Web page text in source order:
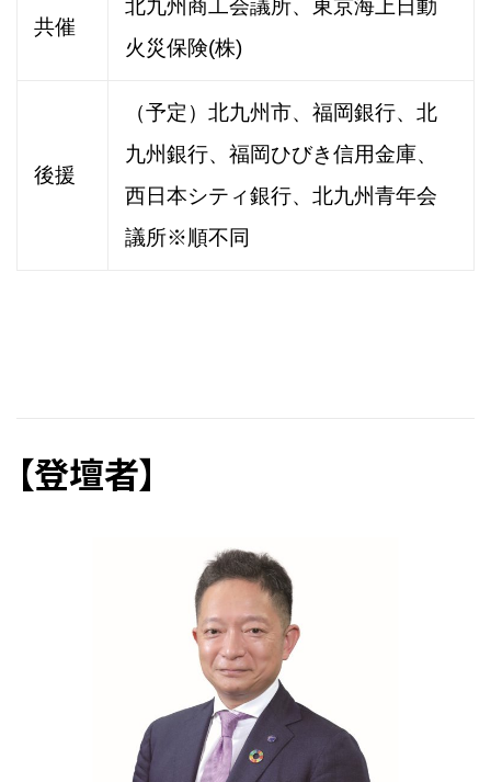
共催
北九州商工会議所、東京海上日動
火災保険(株)
後援
（予定）北九州市、福岡銀行、北
九州銀行、福岡ひびき信用金庫、
西日本シティ銀行、北九州青年会
議所※順不同
【登壇者】